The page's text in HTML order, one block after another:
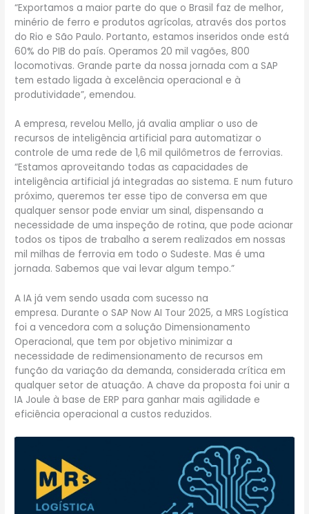
“Exportamos a maior parte do que o Brasil faz de melhor,
minério de ferro e produtos agrícolas, através dos portos
do Rio e São Paulo. Portanto, estamos inseridos onde está
60% do PIB do país. Operamos 20 mil vagões, 800
locomotivas. Grande parte da nossa jornada com a SAP
tem estado ligada à excelência operacional e à
produtividade”, emendou.
A empresa, revelou Mello, já avalia ampliar o uso de
recursos de inteligência artificial para automatizar o
controle de uma rede de 1,6 mil quilômetros de ferrovias.
“Estamos aproveitando todas as capacidades de
inteligência artificial já integradas ao sistema. E num futuro
próximo, queremos ter esse tipo de conversa em que
qualquer sensor pode enviar um sinal, dispensando a
necessidade de uma inspeção de rotina, que pode acionar
todos os tipos de trabalho a serem realizados em nossas
mil milhas de ferrovia em todo o Sudeste. Mas é uma
jornada. Sabemos que vai levar algum tempo.”
A IA já vem sendo usada com sucesso na
empresa. Durante o SAP Now AI Tour 2025, a MRS Logística
foi a vencedora com a solução Dimensionamento
Operacional, que tem por objetivo minimizar a
necessidade de redimensionamento de recursos em
função da variação da demanda, considerada crítica em
qualquer setor de atuação. A chave da proposta foi unir a
IA Joule à base de ERP para ganhar mais agilidade e
eficiência operacional a custos reduzidos.